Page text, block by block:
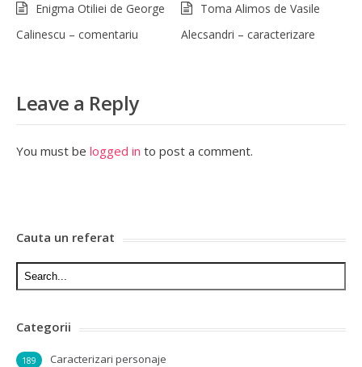
Enigma Otiliei de George
Calinescu – comentariu
Toma Alimos de Vasile
Alecsandri – caracterizare
Leave a Reply
You must be logged in to post a comment.
Cauta un referat
Categorii
Caracterizari personaje
189